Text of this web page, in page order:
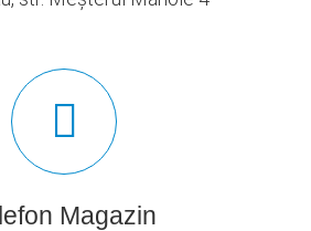
Magazin